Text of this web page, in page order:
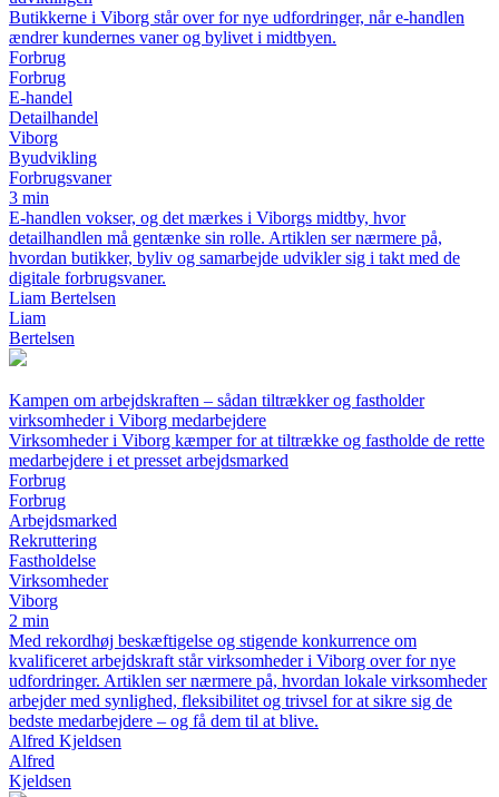
Butikkerne i Viborg står over for nye udfordringer, når e-handlen
ændrer kundernes vaner og bylivet i midtbyen.
Forbrug
Forbrug
E-handel
Detailhandel
Viborg
Byudvikling
Forbrugsvaner
3 min
E-handlen vokser, og det mærkes i Viborgs midtby, hvor
detailhandlen må gentænke sin rolle. Artiklen ser nærmere på,
hvordan butikker, byliv og samarbejde udvikler sig i takt med de
digitale forbrugsvaner.
Liam Bertelsen
Liam
Bertelsen
Kampen om arbejdskraften – sådan tiltrækker og fastholder
virksomheder i Viborg medarbejdere
Virksomheder i Viborg kæmper for at tiltrække og fastholde de rette
medarbejdere i et presset arbejdsmarked
Forbrug
Forbrug
Arbejdsmarked
Rekruttering
Fastholdelse
Virksomheder
Viborg
2 min
Med rekordhøj beskæftigelse og stigende konkurrence om
kvalificeret arbejdskraft står virksomheder i Viborg over for nye
udfordringer. Artiklen ser nærmere på, hvordan lokale virksomheder
arbejder med synlighed, fleksibilitet og trivsel for at sikre sig de
bedste medarbejdere – og få dem til at blive.
Alfred Kjeldsen
Alfred
Kjeldsen